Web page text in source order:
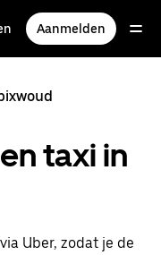
Aanmelden
taxi in
Uber, zodat je de